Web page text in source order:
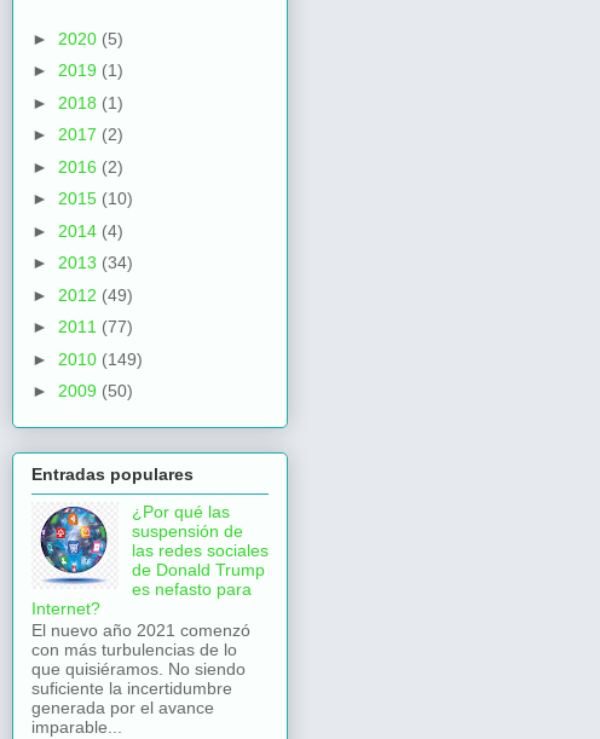
► 2020 (5)
► 2019 (1)
► 2018 (1)
► 2017 (2)
► 2016 (2)
► 2015 (10)
► 2014 (4)
► 2013 (34)
► 2012 (49)
► 2011 (77)
► 2010 (149)
► 2009 (50)
Entradas populares
¿Por qué las
suspensión de
las redes sociales
de Donald Trump
es nefasto para
Internet?
El nuevo año 2021 comenzó
con más turbulencias de lo
que quisiéramos. No siendo
suficiente la incertidumbre
generada por el avance
imparable...